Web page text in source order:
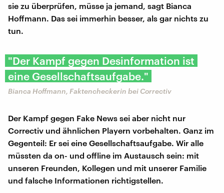
sie zu überprüfen, müsse ja jemand, sagt Bianca
Hoffmann. Das sei immerhin besser, als gar nichts zu
tun.
"Der Kampf gegen Desinformation ist
eine Gesellschaftsaufgabe."
Bianca Hoffmann, Faktencheckerin bei Correctiv
Der Kampf gegen Fake News sei aber nicht nur
Correctiv und ähnlichen Playern vorbehalten. Ganz im
Gegenteil: Er sei eine Gesellschaftsaufgabe. Wir alle
müssten da on- und offline im Austausch sein: mit
unseren Freunden, Kollegen und mit unserer Familie
und falsche Informationen richtigstellen.